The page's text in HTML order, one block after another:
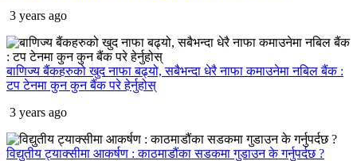
3 years ago
बाणिज्य बैंकहरुको खुद नाफा बढ्यो, सबैभन्दा धेरै नाफा कमाउनेमा नबिल बैंक :
टप टेनमा कुन कुन बैंक परे हेर्नुहोस्
3 years ago
विद्युतीय ट्याक्सीमा आकर्षण : काठमाडौंका सडकमा गुडाउन के गर्नुपर्दछ ?